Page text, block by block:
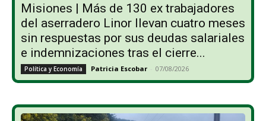
Misiones | Más de 130 ex trabajadores
del aserradero Linor llevan cuatro meses
sin respuestas por sus deudas salariales
e indemnizaciones tras el cierre...
Política y Economía Patricia Escobar - 07/08/2026